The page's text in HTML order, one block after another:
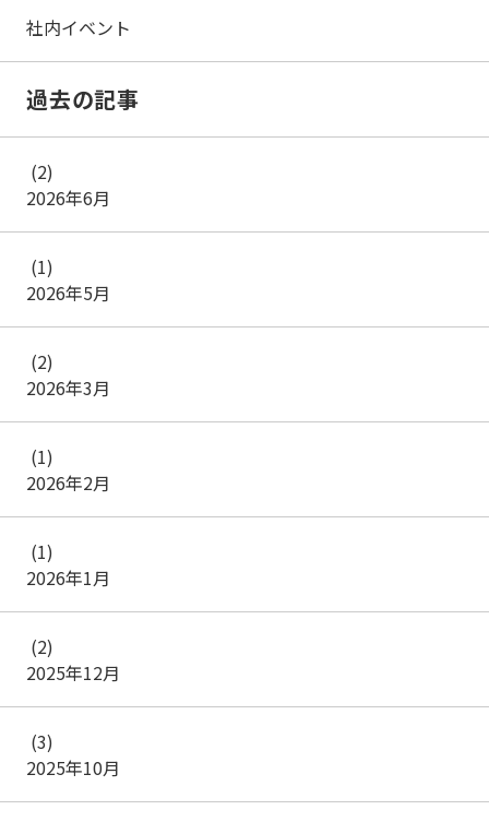
社内イベント
過去の記事
2026年6月
(2)
2026年5月
(1)
2026年3月
(2)
2026年2月
(1)
2026年1月
(1)
2025年12月
(2)
2025年10月
(3)